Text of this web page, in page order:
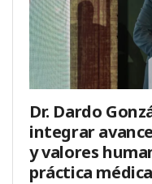
Dr. Dardo
integrar
y valores
práctica médica